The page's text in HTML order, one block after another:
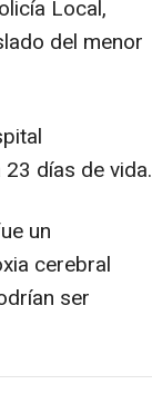
Local,
del menor
días de vida.
un
cerebral
ser